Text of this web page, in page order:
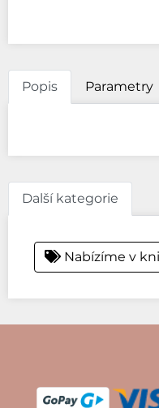
Popis Parametry
Další kategorie
Nabízíme v